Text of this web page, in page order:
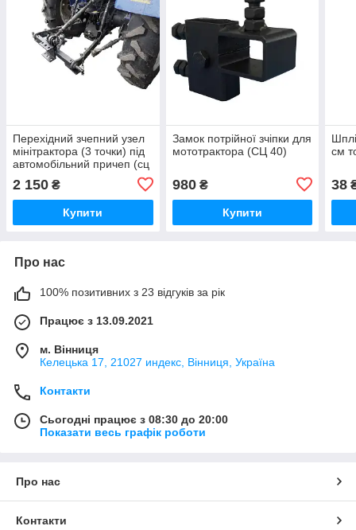
Перехідний зчепний узел
мінітрактора (3 точки) під
автомобільний причеп (сц
2 150 ₴
Купити
Замок потрійної зчіпки для
мототрактора (СЦ 40)
980₴
Купити
см
38
Про нас
100% позитивних з 23 відгуків за рік
Працює з 13.09.2021
м. Вінниця
Келецька 17, 21027 индекс, Вінниця, Україна
Контакти
Сьогодні працює з 08:30 до 20:00
Показати весь графік роботи
Про нас
Контакти